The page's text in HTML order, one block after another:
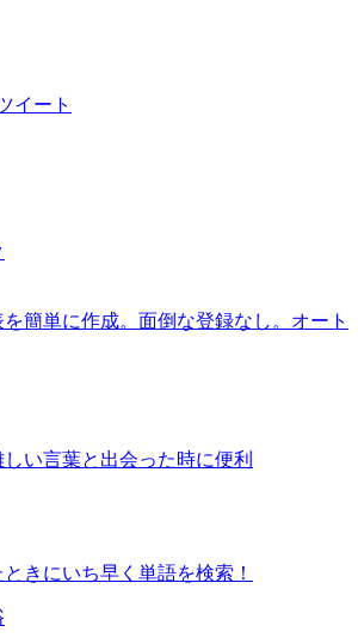
イート
簡単に作成。面倒な登録なし。オート
い言葉と出会った時に便利
きにいち早く単語を検索！